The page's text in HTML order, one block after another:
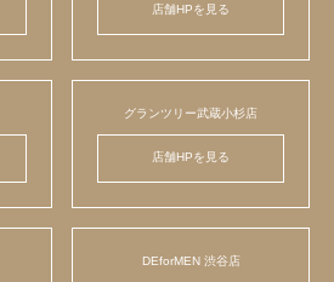
店舗HPを見る
グランツリー武蔵小杉店
店舗HPを見る
DEforMEN 渋谷店